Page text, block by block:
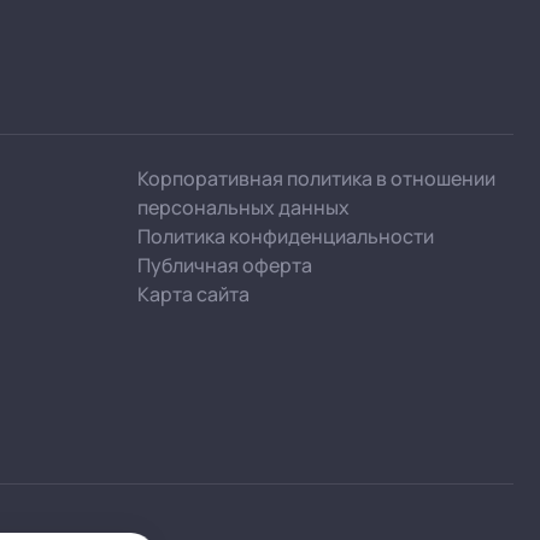
Корпоративная политика в отношении
персональных данных
Политика конфиденциальности
Публичная оферта
Карта сайта